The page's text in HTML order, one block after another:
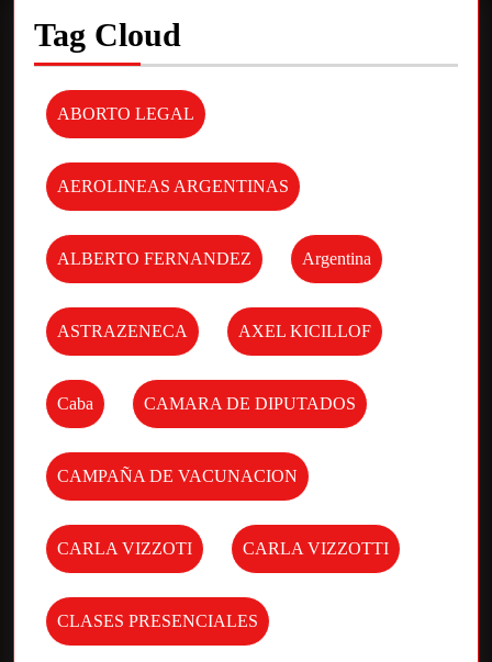
Tag Cloud
ABORTO LEGAL
AEROLINEAS ARGENTINAS
ALBERTO FERNANDEZ Argentina
ASTRAZENECA AXEL KICILLOF
Caba CAMARA DE DIPUTADOS
CAMPAÑA DE VACUNACION
CARLA VIZZOTI CARLA VIZZOTTI
CLASES PRESENCIALES